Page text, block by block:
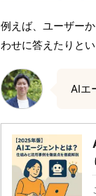
例えば、ユーザー
わせに答えたりと
AIエ